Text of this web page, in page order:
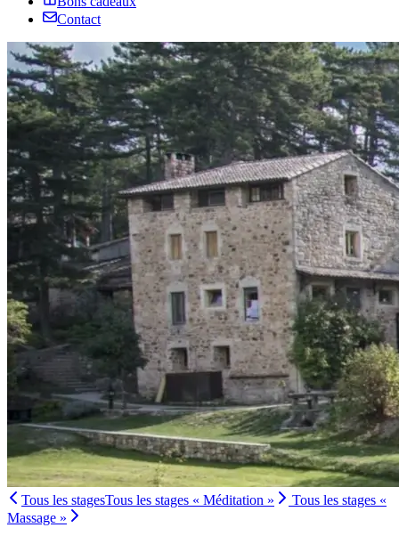
Contact
Tous les stagesTous les stages « Méditation »
Tous les stages «
Massage »